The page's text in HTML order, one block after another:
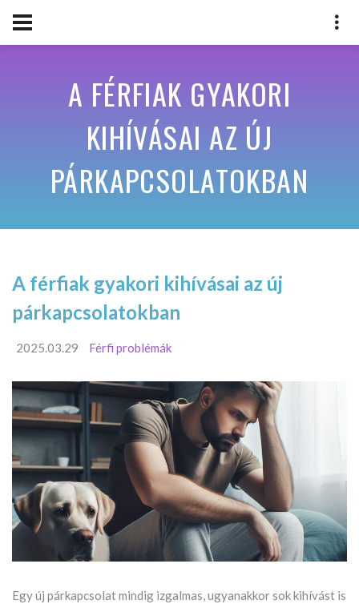
A FÉRFIAK GYAKORI
KIHÍVÁSAI AZ ÚJ
PÁRKAPCSOLATOKBAN
A férfiak gyakori kihívásai az új
párkapcsolatokban
2025.03.29 Férfi problémák
Egy új párkapcsolat mindig izgalmas, ugyanakkor sok kihívást is